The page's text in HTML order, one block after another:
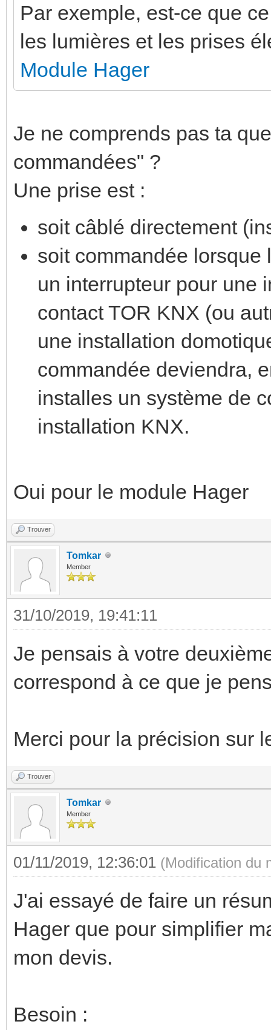
Par exemple, est-ce que
les lumières et les prises
Module Hager
Je ne comprends pas ta
commandées" ?
Une prise est :
soit câblé directement
soit commandée
un interrupteur pour une
contact TOR KNX (ou
une installation
commandée deviendra,
installes un système de
installation KNX.
Oui pour le module Hager
Trouver
Tomkar
Member
31/10/2019, 19:41:11
Je pensais à votre
correspond à ce que je
Merci pour la précision sur
Trouver
Tomkar
Member
01/11/2019, 12:36:01 (Modification du
J'ai essayé de faire un
Hager que pour simplifier
mon devis.
Besoin :